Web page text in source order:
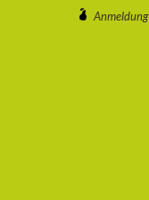
Anmeldung